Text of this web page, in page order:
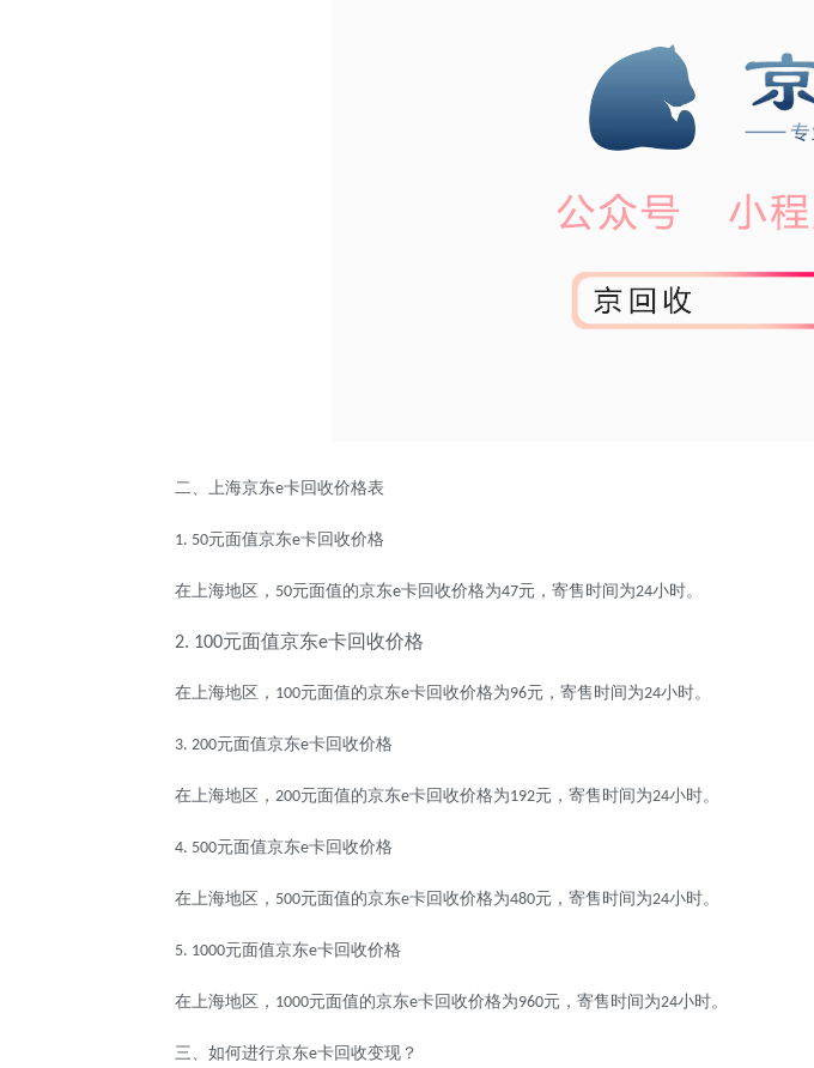
二、上海京东e卡回收价格表
1. 50元面值京东e卡回收价格
在上海地区， 50元面值的京东e卡回收价格为47元，寄售时间为24小时。
2. 100元面值京东e卡回收价格
在上海地区， 100元面值的京东e卡回收价格为96元，寄售时间为24小时。
3. 200元面值京东e卡回收价格
在上海地区， 200元面值的京东e卡回收价格为192元，寄售时间为24小时。
4. 500元面值京东e卡回收价格
在上海地区， 500元面值的京东e卡回收价格为480元，寄售时间为24小时。
5. 1000元面值京东e卡回收价格
在上海地区， 1000元面值的京东e卡回收价格为960元，寄售时间为24小时。
三、如何进行京东e卡回收变现？